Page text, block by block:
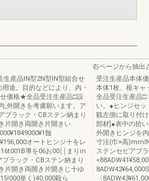
生産品lN型2N型lN型組合せ
途。目的などにより、内・
価格★全品受注生産品□設
,外開きを考慮願います。ア
ブラック・CBステン納まり
片開き両開き片開きい
髄
オートヒンジ十をレ
導を06お00￨￨まりin
ラック・CBステン納まり
片開き両開き片開きじ十ゆ
単く)40,000殺ら
右ページから抽出
受注生産品本体
本体1枚、枢キ
全品受注生産品
い。●ヒンジセッ
観左側に取り付
部材]●表中の拾
外開きヒンジを
寸法(巾×高
ステンセピアブ
〈